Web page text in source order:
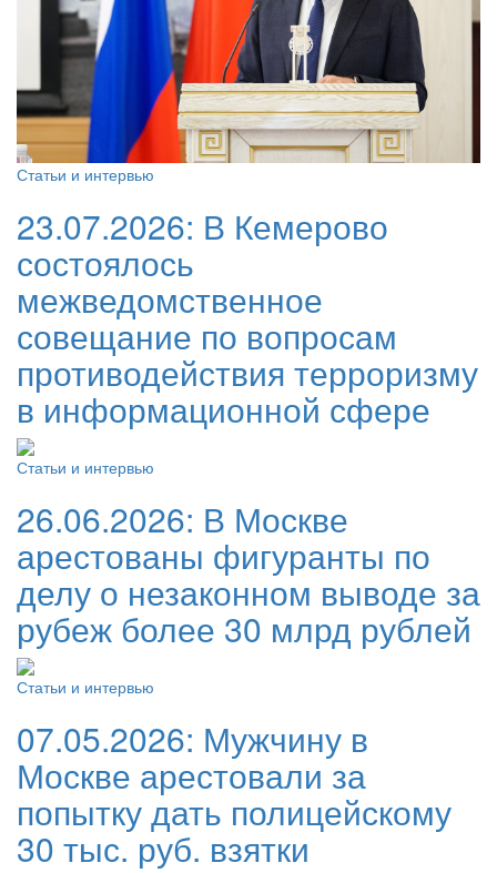
Статьи и интервью
23.07.2026: В Кемерово
состоялось
межведомственное
совещание по вопросам
противодействия терроризму
в информационной сфере
Статьи и интервью
26.06.2026: В Москве
арестованы фигуранты по
делу о незаконном выводе за
рубеж более 30 млрд рублей
Статьи и интервью
07.05.2026: Мужчину в
Москве арестовали за
попытку дать полицейскому
30 тыс. руб. взятки